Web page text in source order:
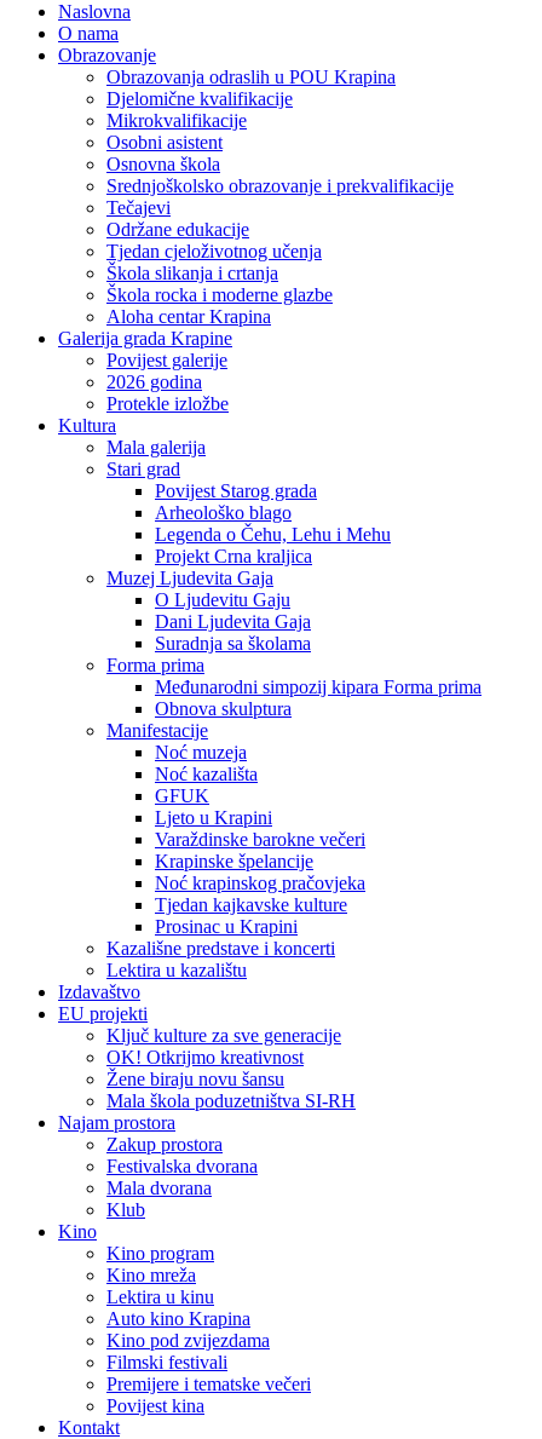
Naslovna
O nama
Obrazovanje
Obrazovanja odraslih u POU Krapina
Djelomične kvalifikacije
Mikrokvalifikacije
Osobni asistent
Osnovna škola
Srednjoškolsko obrazovanje i prekvalifikacije
Tečajevi
Održane edukacije
Tjedan cjeloživotnog učenja
Škola slikanja i crtanja
Škola rocka i moderne glazbe
Aloha centar Krapina
Galerija grada Krapine
Povijest galerije
2026 godina
Protekle izložbe
Kultura
Mala galerija
Stari grad
Povijest Starog grada
Arheološko blago
Legenda o Čehu, Lehu i Mehu
Projekt Crna kraljica
Muzej Ljudevita Gaja
O Ljudevitu Gaju
Dani Ljudevita Gaja
Suradnja sa školama
Forma prima
Međunarodni simpozij kipara Forma prima
Obnova skulptura
Manifestacije
Noć muzeja
Noć kazališta
GFUK
Ljeto u Krapini
Varaždinske barokne večeri
Krapinske špelancije
Noć krapinskog pračovjeka
Tjedan kajkavske kulture
Prosinac u Krapini
Kazališne predstave i koncerti
Lektira u kazalištu
Izdavaštvo
EU projekti
Ključ kulture za sve generacije
OK! Otkrijmo kreativnost
Žene biraju novu šansu
Mala škola poduzetništva SI-RH
Najam prostora
Zakup prostora
Festivalska dvorana
Mala dvorana
Klub
Kino
Kino program
Kino mreža
Lektira u kinu
Auto kino Krapina
Kino pod zvijezdama
Filmski festivali
Premijere i tematske večeri
Povijest kina
Kontakt